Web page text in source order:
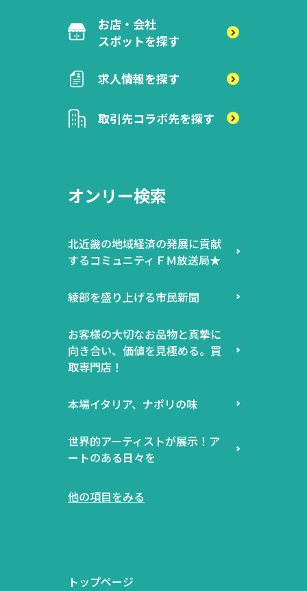
お店・会社
スポットを探す
求人情報を探す
取引先コラボ先を探す
オンリー検索
北近畿の地域経済の発展に貢献
するコミュニティＦＭ放送局★
綾部を盛り上げる市民新聞
お客様の大切なお品物と真摯に
向き合い、価値を見極める。買
取専門店！
本場イタリア、ナポリの味
世界的アーティストが展示！ア
ートのある日々を
他の項目をみる
トップページ